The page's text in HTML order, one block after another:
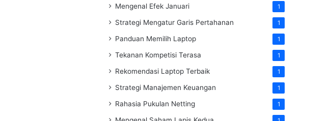
Mengenal Efek Januari 1
Strategi Mengatur Garis Pertahanan 1
Panduan Memilih Laptop 1
Tekanan Kompetisi Terasa 1
Rekomendasi Laptop Terbaik 1
Strategi Manajemen Keuangan 1
Rahasia Pukulan Netting 1